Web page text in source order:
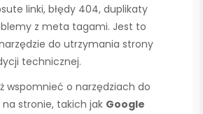
linki, błędy 404, duplikaty
z meta tagami. Jest to
do utrzymania strony
technicznej.
wspomnieć o narzędziach do
stronie, takich jak Google